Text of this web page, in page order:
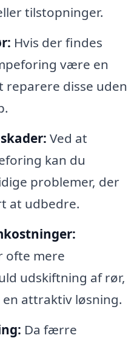
tilstopninger.
Hvis der findes
være en
reparere disse uden
Ved at
kan du
problemer, der
at udbedre.
ofte mere
udskiftning af rør,
attraktiv løsning.
Da færre